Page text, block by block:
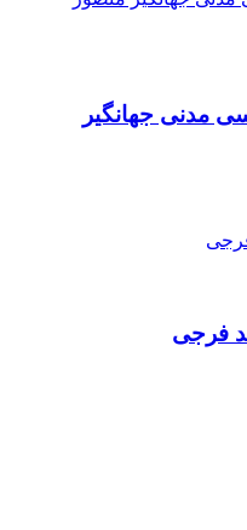
مدنی جهانگیر
فرجی